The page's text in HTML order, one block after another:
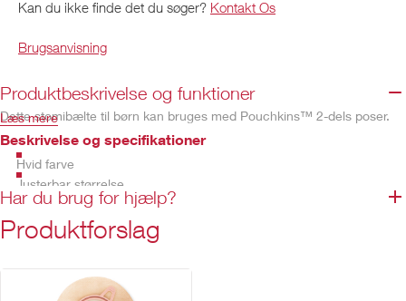
Kan du ikke finde det du søger? Kontakt Os
Brugsanvisning
Produktbeskrivelse og funktioner
Dette stomibælte til børn kan bruges med Pouchkins™ 2-dels poser.
Beskrivelse og specifikationer
Hvid farve
Justerbar størrelse
Vaskbar
Genanvendelig
Ikke fremstillet af naturgummilatex
Læs mere
Har du brug for hjælp?
Produktforslag